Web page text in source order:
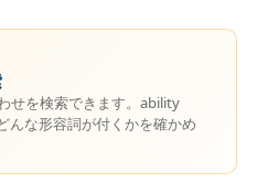
せを検索できます。ability
んな形容詞が付くかを確かめ